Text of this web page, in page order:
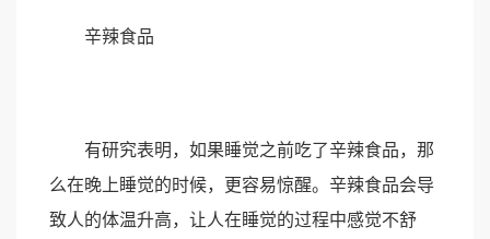
辛辣食品
有研究表明，如果睡觉之前吃了辛辣食品，那
么在晚上睡觉的时候，更容易惊醒。辛辣食品会导
致人的体温升高，让人在睡觉的过程中感觉不舒